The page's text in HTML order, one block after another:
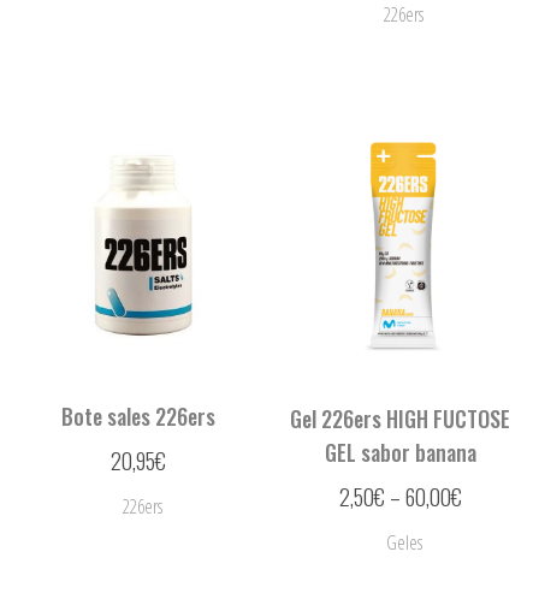
226ers
Bote sales 226ers
20,95€
226ers
Gel 226ers HIGH FUCTOSE
GEL sabor banana
2,50€ –60,00€
Geles